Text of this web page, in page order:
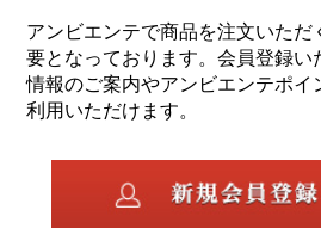
アンビエンテで商品を注文いただ
要となっております。会員登録い
情報のご案内やアンビエンテポイ
利用いただけます。